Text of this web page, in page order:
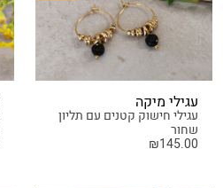
עגילי מיקה
עגילי חישוק קטנים עם תליון
שחור
₪145.00